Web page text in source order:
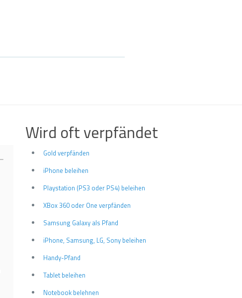
Wird oft verpfändet
Gold verpfänden
iPhone beleihen
Playstation (PS3 oder PS4) beleihen
XBox 360 oder One verpfänden
Samsung Galaxy als Pfand
iPhone, Samsung, LG, Sony beleihen
Handy-Pfand
Tablet beleihen
Notebook belehnen